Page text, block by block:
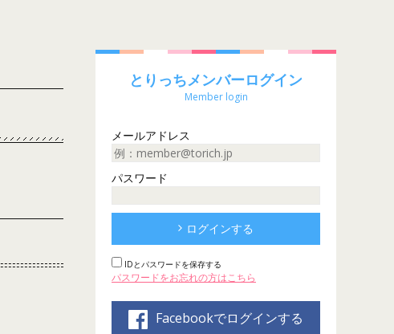
とりっちメンバーログイン
Member login
メールアドレス
パスワード
ログインする
IDとパスワードを保存する
パスワードをお忘れの方はこちら
Facebookでログインする